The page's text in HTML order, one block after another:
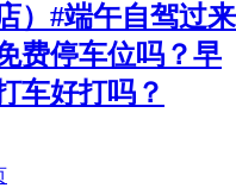
）#端午自驾过来
费停车位吗？早
车好打吗？